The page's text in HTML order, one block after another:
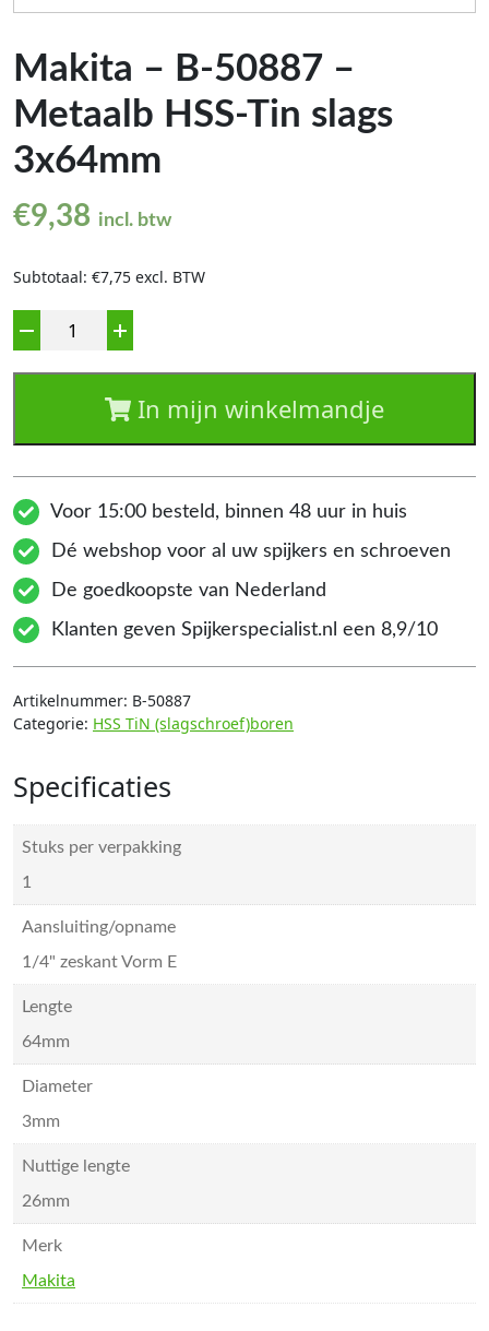
Makita – B-50887 –
Metaalb HSS-Tin slags
3x64mm
€9,38 incl. btw
Subtotaal: €7,75 excl. BTW
In mijn winkelmandje
Voor 15:00 besteld, binnen 48 uur in huis
Dé webshop voor al uw spijkers en schroeven
De goedkoopste van Nederland
Klanten geven Spijkerspecialist.nl een 8,9/10
Artikelnummer: B-50887
Categorie: HSS TiN (slagschroef)boren
Specificaties
Stuks per verpakking
1
Aansluiting/opname
1/4" zeskant Vorm E
Lengte
64mm
Diameter
3mm
Nuttige lengte
26mm
Merk
Makita